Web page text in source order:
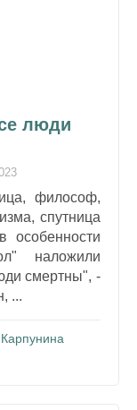
люди
философ,
спутница
наложили
смертны", -
...